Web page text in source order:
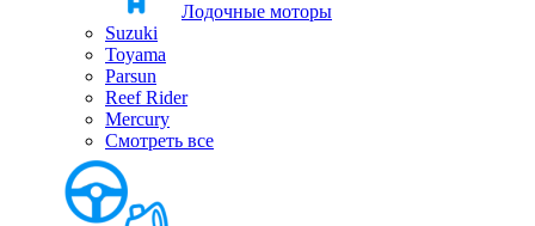
Лодочные моторы
Suzuki
Toyama
Parsun
Reef Rider
Mercury
Смотреть все